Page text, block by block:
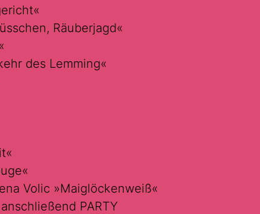
Räuberjagd«
des Lemming«
Volic »Maiglöckenweiß«
PARTY